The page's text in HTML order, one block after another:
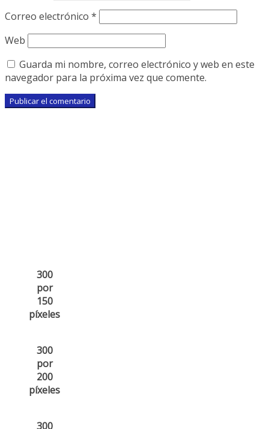
Correo electrónico *
Web
Guarda mi nombre, correo electrónico y web en este
navegador para la próxima vez que comente.
300
por
150
píxeles
300
por
200
píxeles
300